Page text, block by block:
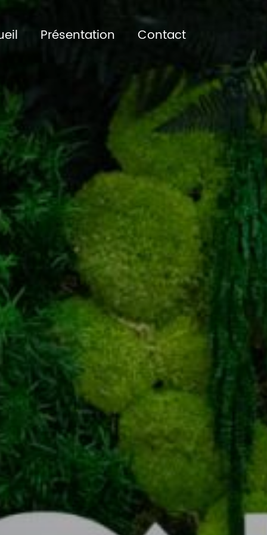
Présentation Contact